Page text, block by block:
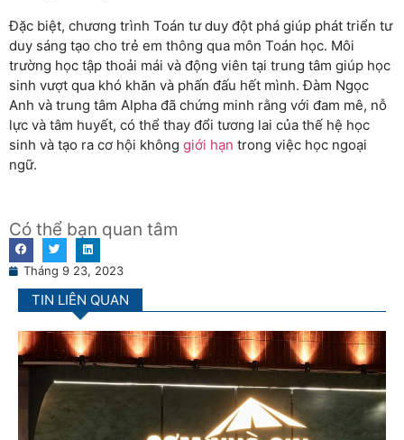
Đặc biệt, chương trình Toán tư duy đột phá giúp phát triển tư
duy sáng tạo cho trẻ em thông qua môn Toán học. Môi
trường học tập thoải mái và động viên tại trung tâm giúp học
sinh vượt qua khó khăn và phấn đấu hết mình. Đàm Ngọc
Anh và trung tâm Alpha đã chứng minh rằng với đam mê, nỗ
lực và tâm huyết, có thể thay đổi tương lai của thế hệ học
sinh và tạo ra cơ hội không giới hạn trong việc học ngoại
ngữ.
Có thể bạn quan tâm
Tháng 9 23, 2023
TIN LIÊN QUAN